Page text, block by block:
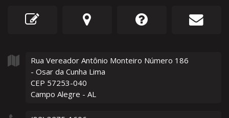
Rua Vereador Antônio Monteiro Número 186
- Osar da Cunha Lima
CEP 57253-040
Campo Alegre - AL